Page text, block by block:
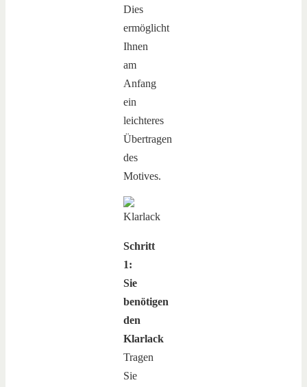
Dies
ermöglicht
Ihnen
am
Anfang
ein
leichteres
Übertragen
des
Motives.
Schritt
1:
Sie
benötigen
den
Klarlack
Tragen
Sie